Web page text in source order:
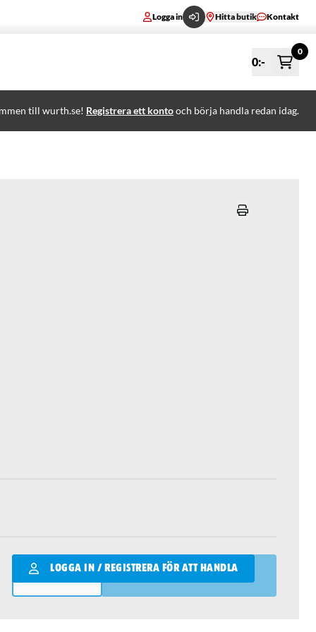
Logga in Hitta butik Kontakt
0:-
0
till wurth.se! Registrera ett kontooch börja handla redan idag.
LOGGA IN / REGISTRERA FÖR ATT HANDLA
Qantity
LÄGG I VARUKORGEN